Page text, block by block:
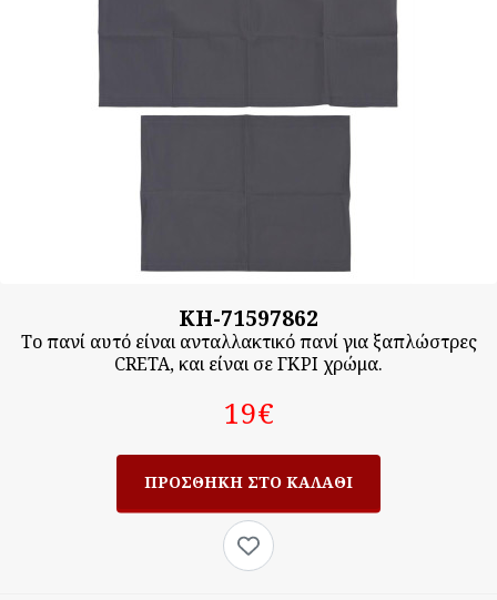
KH-71597862
Το πανί αυτό είναι ανταλλακτικό πανί για ξαπλώστρες
CRETA, και είναι σε ΓΚΡΙ χρώμα.
19‎€